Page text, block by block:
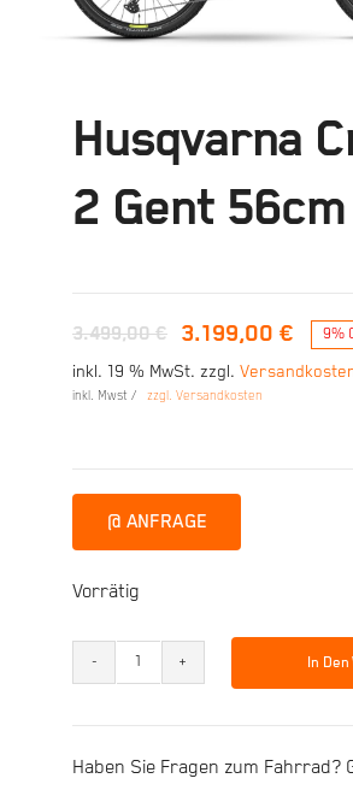
Husqvarna
2 Gent
3.499,00€
Ursprünglicher
Preis
3.199,00€
Aktueller
Preis
9%
inkl. 19 % MwSt. zzgl.
inkl. Mwst / zzgl. Versandkosten
@ ANFRAGE
Vorrätig
Husqvarna
In
Haben Sie Fragen zum Fahrrad?